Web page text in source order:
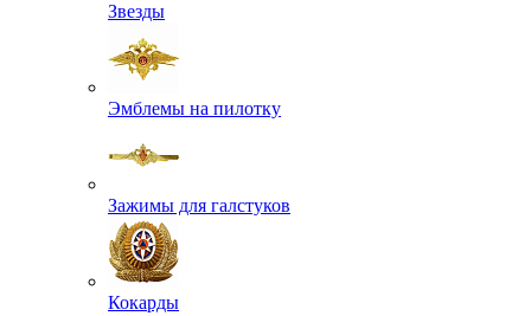
Звезды
Эмблемы на пилотку
Зажимы для галстуков
Кокарды